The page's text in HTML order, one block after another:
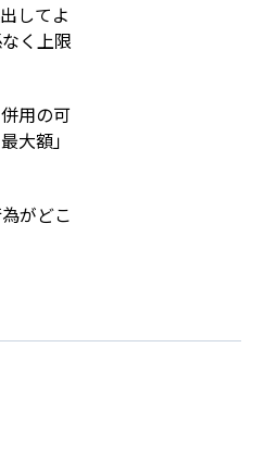
してよ
く上限
用の可
大額」
がどこ